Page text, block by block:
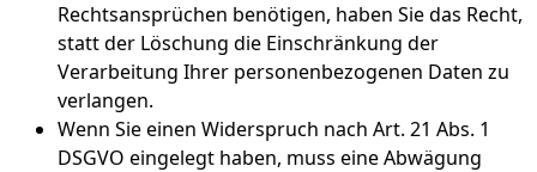
Rechtsansprüchen benötigen, haben Sie das Recht,
statt der Löschung die Einschränkung der
Verarbeitung Ihrer personenbezogenen Daten zu
verlangen.
Wenn Sie einen Widerspruch nach Art. 21 Abs. 1
DSGVO eingelegt haben, muss eine Abwägung